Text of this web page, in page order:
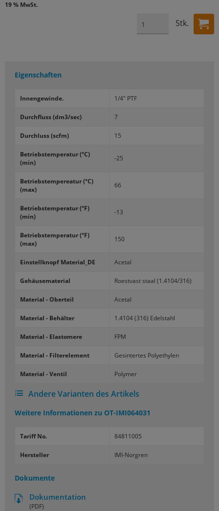
19 % MwSt.
Stk.
Eigenschaften
In­nen­ge­win­de. 1/4" PTF
Durch­fluss (dm3/sec) 7
Durch­luss (scfm) 15
Be­triebs­tem­pe­ra­tur (°C)
(min)
-25
Be­triebs­tem­pe­rea­tur (°C)
(max)
66
Be­triebs­tem­pe­ra­tur (°F)
(min)
-13
Be­triebs­tem­pe­ra­tur (°F)
(max)
150
Ein­stell­knopf Ma­te­ri­al_­DE Ace­tal
Ge­häu­se­ma­te­ri­al Roest­vast staal (1.4104/316)
Ma­te­ri­al - Ober­teil Ace­tal
Ma­te­ri­al - Be­häl­ter 1.4104 (316) Edel­stahl
Ma­te­ri­al - Elas­to­me­re FPM
Ma­te­ri­al - Fil­ter­ele­ment Ge­sin­ter­tes Po­ly­ethy­len
Ma­te­ri­al - Ven­til Po­ly­mer
Andere Varianten des Artikels
Weitere Informationen zu OT-IMI064031
Tariff No. 84811005
Hersteller IMI-Norgren
Dokumente
Dokumentation
(PDF)